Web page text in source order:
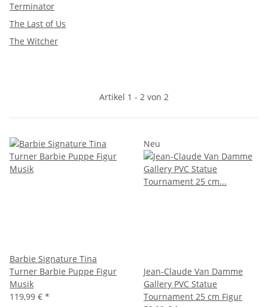
Terminator
The Last of Us
The Witcher
Artikel 1 - 2 von 2
Barbie Signature Tina
Turner Barbie Puppe Figur
Musik
119,99 € *
Neu
Jean-Claude Van Damme
Gallery PVC Statue
Tournament 25 cm Figur